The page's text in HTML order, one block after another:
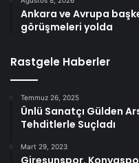
Ankara ve Avrupa
görüşmeleri yolda
Rastgele Haberler
Temmuz 26, 2025
Ünlü Sanatçı Gülden
Tehditlerle Suçladı
Mart 29, 2023